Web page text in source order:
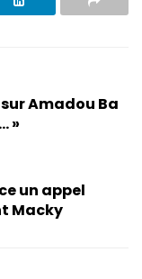
Amadou Ba
»
un appel
Macky